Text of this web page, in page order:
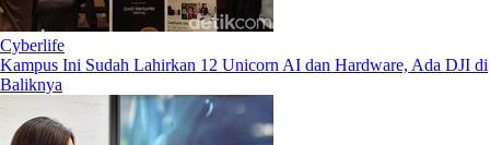
Cyberlife
Kampus Ini Sudah Lahirkan 12 Unicorn AI dan Hardware, Ada DJI di
Baliknya